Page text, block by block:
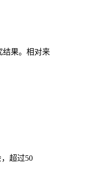
结果。相对来
超过50